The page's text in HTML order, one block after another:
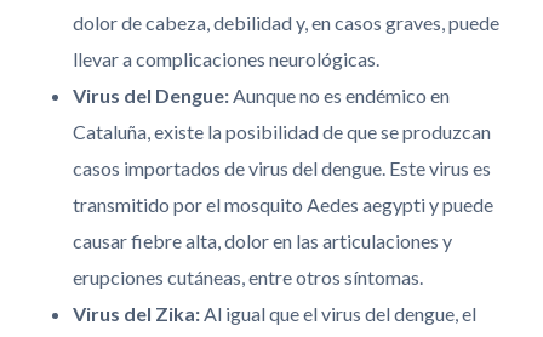
dolor de cabeza, debilidad y, en casos graves, puede
llevar a complicaciones neurológicas.
Virus del Dengue:Aunque no es endémico en
Cataluña, existe la posibilidad de que se produzcan
casos importados de virus del dengue. Este virus es
transmitido por el mosquito Aedes aegypti y puede
causar fiebre alta, dolor en las articulaciones y
erupciones cutáneas, entre otros síntomas.
Virus del Zika:Al igual que el virus del dengue, el